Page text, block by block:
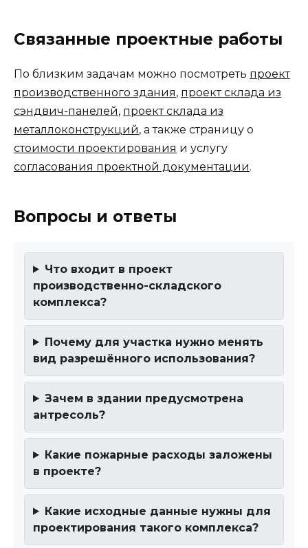
Связанные проектные работы
По близким задачам можно посмотреть проект
производственного здания, проект склада из
сэндвич-панелей, проект склада из
металлоконструкций, а также страницу о
стоимости проектирования и услугу
согласования проектной документации.
Вопросы и ответы
Что входит в проект
производственно-складского
комплекса?
Почему для участка нужно менять
вид разрешённого использования?
Зачем в здании предусмотрена
антресоль?
Какие пожарные расходы заложены
в проекте?
Какие исходные данные нужны для
проектирования такого комплекса?